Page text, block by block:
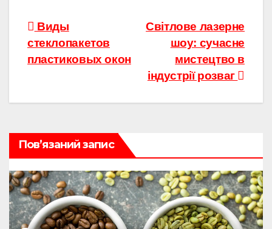
Навігація
записів
Світлове лазерне
шоу: сучасне
мистецтво в
індустрії розваг
Виды
стеклопакетов
пластиковых окон
Пов’язаний запис